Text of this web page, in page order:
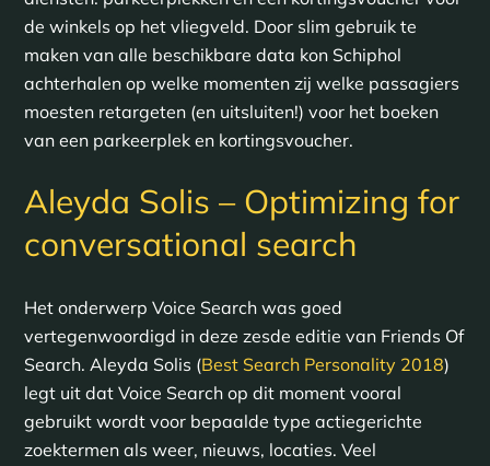
de winkels op het vliegveld. Door slim gebruik te
maken van alle beschikbare data kon Schiphol
achterhalen op welke momenten zij welke passagiers
moesten retargeten (en uitsluiten!) voor het boeken
van een parkeerplek en kortingsvoucher.
Aleyda Solis – Optimizing for
conversational search
Het onderwerp Voice Search was goed
vertegenwoordigd in deze zesde editie van Friends Of
Search. Aleyda Solis (Best Search Personality 2018)
legt uit dat Voice Search op dit moment vooral
gebruikt wordt voor bepaalde type actiegerichte
zoektermen als weer, nieuws, locaties. Veel